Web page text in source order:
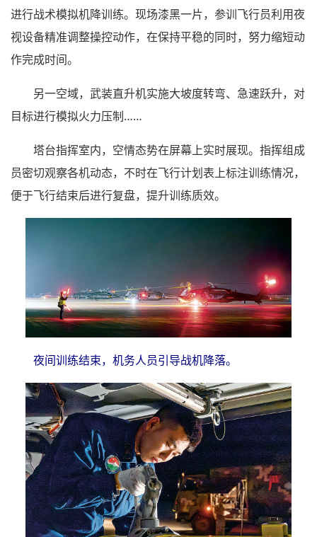
进行战术模拟机降训练。现场漆黑一片，参训飞行员利用夜
视设备精准调整操控动作，在保持平稳的同时，努力缩短动
作完成时间。
另一空域，武装直升机实施大坡度转弯、急速跃升，对
目标进行模拟火力压制……
塔台指挥室内，空情态势在屏幕上实时展现。指挥组成
员密切观察各机动态，不时在飞行计划表上标注训练情况，
便于飞行结束后进行复盘，提升训练质效。
夜间训练结束，机务人员引导战机降落。